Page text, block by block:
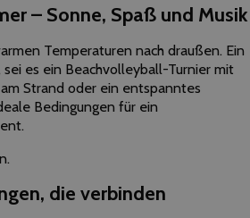
– Sonne, Spaß und Musik
Temperaturen nach draußen. Ein
, sei es ein Beachvolleyball-Turnier mit
am Strand oder ein entspanntes
Bedingungen für ein
die verbinden